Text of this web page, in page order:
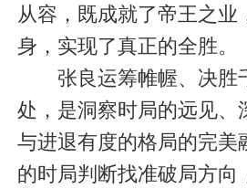
从容，既成就了帝王之业
身，实现了真正的全胜。
张良运筹帷幄、决胜
处，是洞察时局的远见、
与进退有度的格局的完美
的时局判断找准破局方向